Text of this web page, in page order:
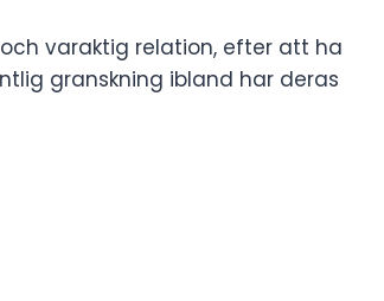
varaktig relation, efter att ha
granskning ibland har deras